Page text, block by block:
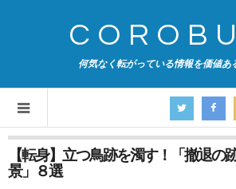
何気なく転がっている情報を価値あ
【転身】立つ鳥跡を濁す！「撤退の
景」８選